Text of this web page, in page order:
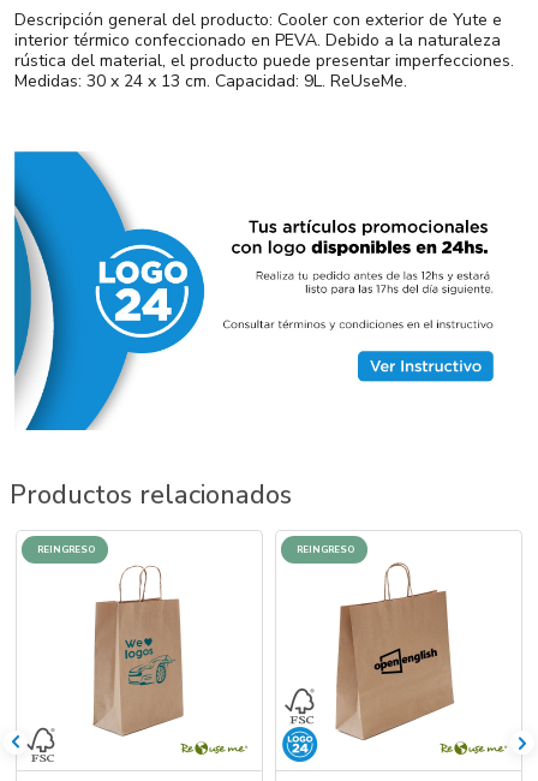
Descripción general del producto: Cooler con exterior de Yute e
interior térmico confeccionado en PEVA. Debido a la naturaleza
rústica del material, el producto puede presentar imperfecciones.
Medidas: 30 x 24 x 13 cm. Capacidad: 9L. ReUseMe.
Productos relacionados
REINGRESO REINGRESO